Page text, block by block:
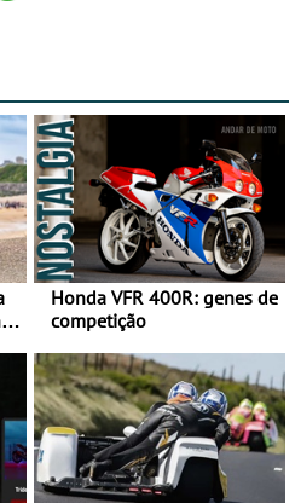
Honda VFR 400R: genes de
competição